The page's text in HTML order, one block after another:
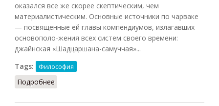
оказался все же скорее скептическим, чем
материалистическим. Основные источники по чарваке
— посвященные ей главы компендиумов, излагавших
основополо-жения всех систем своего времени:
джайнская «Шадцаршана-самуччая»...
Tags:
Философия
Подробнее